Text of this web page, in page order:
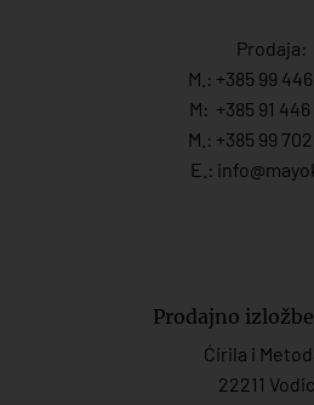
Prodaja:
M.: +385 99
M: +385 91
M.: +385 99
E.:
Prodajno
Ćirila i
22211